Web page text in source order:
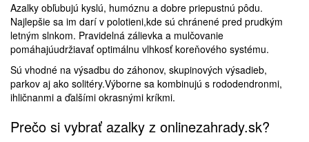
Azalky obľubujú kyslú, humóznu a dobre priepustnú pôdu.
Najlepšie sa im darí v polotieni,kde sú chránené pred prudkým
letným slnkom. Pravidelná zálievka a mulčovanie
pomáhajúudržiavať optimálnu vlhkosť koreňového systému.
Sú vhodné na výsadbu do záhonov, skupinových výsadieb,
parkov aj ako solitéry.Výborne sa kombinujú s rododendronmi,
ihličnanmi a ďalšími okrasnými kríkmi.
Prečo si vybrať azalky z onlinezahrady.sk?